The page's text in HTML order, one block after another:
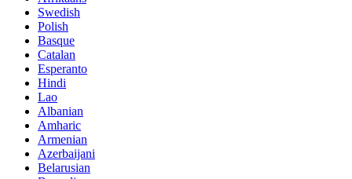
Swedish
Polish
Basque
Catalan
Esperanto
Hindi
Lao
Albanian
Amharic
Armenian
Azerbaijani
Belarusian